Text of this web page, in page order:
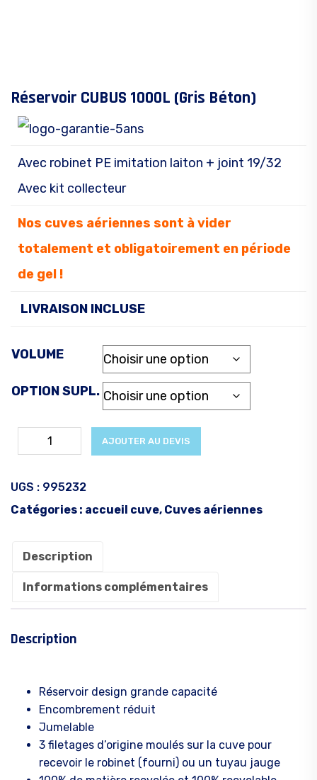
Réservoir CUBUS 1000L (Gris Béton)
Avec robinet PE imitation laiton + joint 19/32
Avec kit collecteur
Nos cuves aériennes sont à vider
totalement et obligatoirement en période
de gel !
LIVRAISON INCLUSE
VOLUME
OPTION SUPL.
AJOUTER AU DEVIS
UGS : 995232
Catégories : accueil cuve, Cuves aériennes
Description
Informations complémentaires
Description
Réservoir design grande capacité
Encombrement réduit
Jumelable
3 filetages d’origine moulés sur la cuve pour
recevoir le robinet (fourni) ou un tuyau jauge